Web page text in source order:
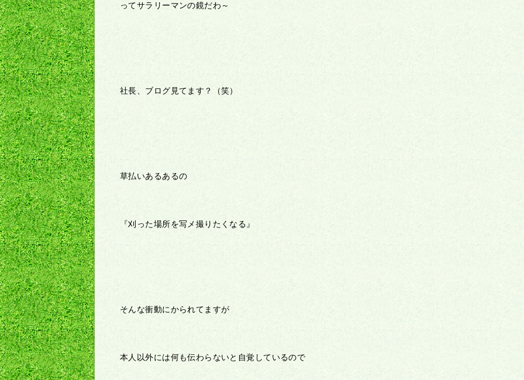
ってサラリーマンの鏡だわ～
社長、ブログ見てます？（笑）
草払いあるあるの
『刈った場所を写メ撮りたくなる』
そんな衝動にかられてますが
本人以外には何も伝わらないと自覚しているので